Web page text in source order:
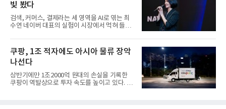
빛 봤다
검색, 커머스, 결제라는 세 영역을 AI로 엮는 최
수연 네이버 대표의 실험이 시장에서 먹혀 들어
쿠팡, 1조 적자에도 아시아 물류 장악
나선다
상반기에만 1조2000억 원대의 손실을 기록한
쿠팡이 역발상으로 투자 속도를 높이고 있다. 이